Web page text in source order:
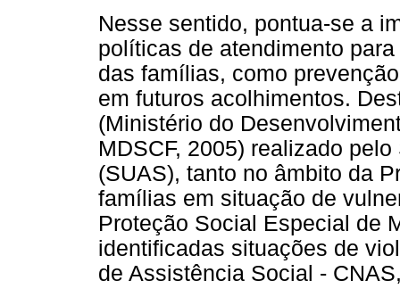
Nesse sentido, pontua-se a
políticas de atendimento
das famílias, como
em futuros acolhimentos.
(Ministério do
MDSCF, 2005) realizado
(SUAS), tanto no âmbito da
famílias em situação de
Proteção Social Especial de
identificadas situações de
de Assistência Social -